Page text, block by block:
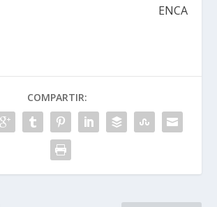
ENCA
COMPARTIR: